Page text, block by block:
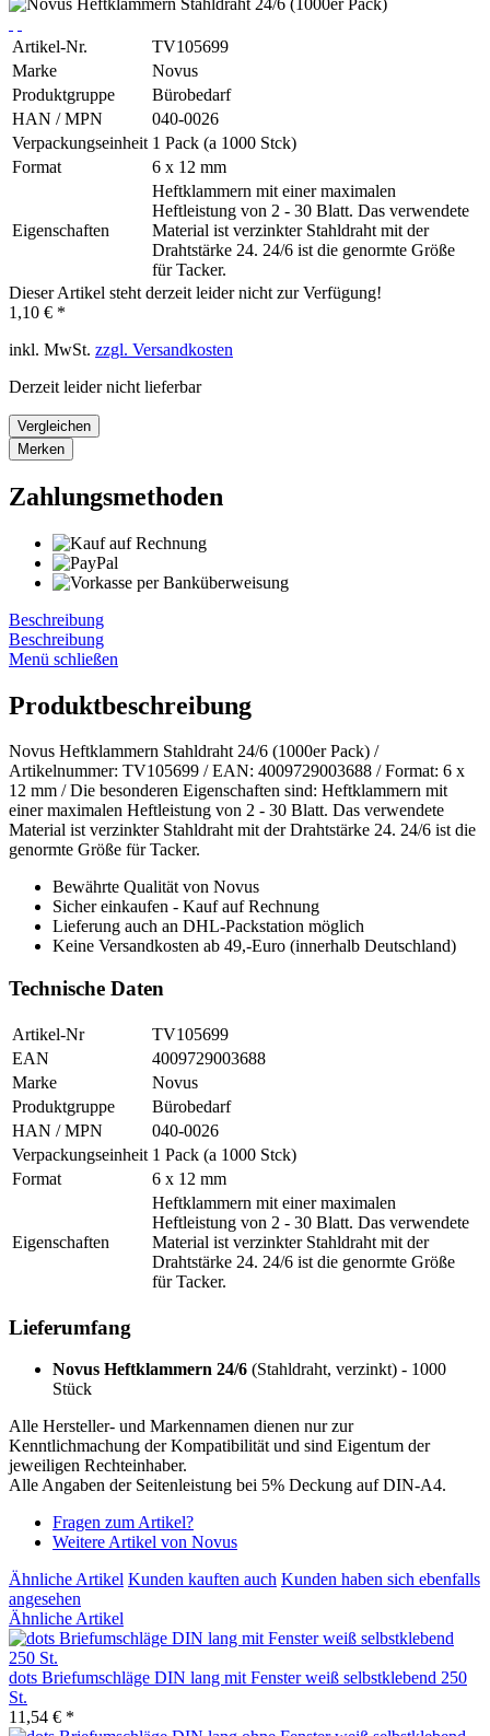
Artikel-Nr.
TV105699
Marke
Novus
Produktgruppe
Bürobedarf
HAN / MPN
040-0026
Verpackungseinheit 1 Pack (a 1000 Stck)
Format
6 x 12 mm
Eigenschaften
Heftklammern mit einer maximalen
Heftleistung von 2 - 30 Blatt. Das verwendete
Material ist verzinkter Stahldraht mit der
Drahtstärke 24. 24/6 ist die genormte Größe
für Tacker.
Dieser Artikel steht derzeit leider nicht zur Verfügung!
1,10 € *
inkl. MwSt. zzgl. Versandkosten
Derzeit leider nicht lieferbar
Vergleichen
Merken
Zahlungsmethoden
Beschreibung
Beschreibung
Menü schließen
Produktbeschreibung
Novus Heftklammern Stahldraht 24/6 (1000er Pack) /
Artikelnummer: TV105699 / EAN: 4009729003688 / Format: 6 x
12 mm / Die besonderen Eigenschaften sind: Heftklammern mit
einer maximalen Heftleistung von 2 - 30 Blatt. Das verwendete
Material ist verzinkter Stahldraht mit der Drahtstärke 24. 24/6 ist die
genormte Größe für Tacker.
Bewährte Qualität von Novus
Sicher einkaufen - Kauf auf Rechnung
Lieferung auch an DHL-Packstation möglich
Keine Versandkosten ab 49,-Euro (innerhalb Deutschland)
Technische Daten
Artikel-Nr
TV105699
EAN
4009729003688
Marke
Novus
Produktgruppe
Bürobedarf
HAN / MPN
040-0026
Verpackungseinheit 1 Pack (a 1000 Stck)
Format
6 x 12 mm
Eigenschaften
Heftklammern mit einer maximalen
Heftleistung von 2 - 30 Blatt. Das verwendete
Material ist verzinkter Stahldraht mit der
Drahtstärke 24. 24/6 ist die genormte Größe
für Tacker.
Lieferumfang
Novus Heftklammern 24/6 (Stahldraht, verzinkt) - 1000
Stück
Alle Hersteller- und Markennamen dienen nur zur
Kenntlichmachung der Kompatibilität und sind Eigentum der
jeweiligen Rechteinhaber.
Alle Angaben der Seitenleistung bei 5% Deckung auf DIN-A4.
Fragen zum Artikel?
Weitere Artikel von Novus
Ähnliche Artikel Kunden kauften auch Kunden haben sich ebenfalls
angesehen
Ähnliche Artikel
dots Briefumschläge DIN lang mit Fenster weiß selbstklebend 250
St.
11,54 € *